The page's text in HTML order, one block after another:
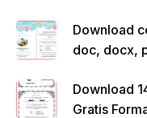
Download
doc, docx,
Download
Gratis